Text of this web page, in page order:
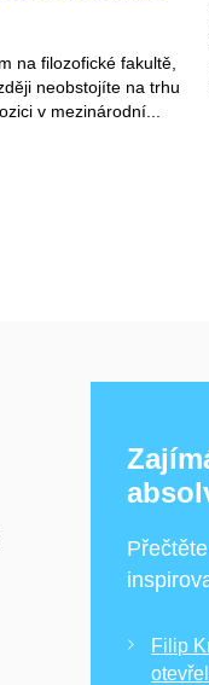
na filozofické fakultě,
neobstojíte na trhu
v mezinárodní...
Filip